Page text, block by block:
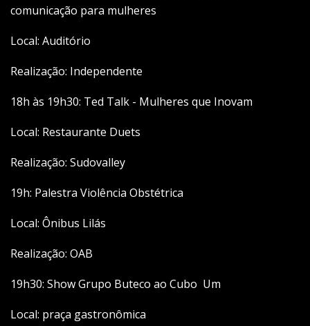
comunicação para mulheres
Local: Auditório
Realização: Independente
18h às 19h30: Ted Talk - Mulheres que Inovam
Local: Restaurante Duets
Realização: Sudovalley
19h: Palestra Violência Obstétrica
Local: Ônibus Lilás
Realização: OAB
19h30: Show Grupo Buteco ao Cubo Um
Local: praça gastronômica